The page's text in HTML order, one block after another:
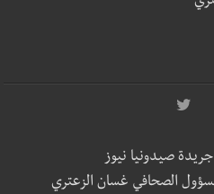
صيدونيا نيوز
الصحافي غسان الزعتري